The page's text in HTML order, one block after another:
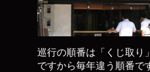
巡行の順番は「くじ取り
ですから毎年違う順番で